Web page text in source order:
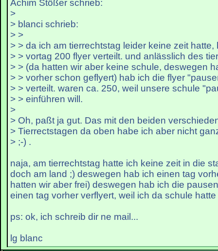
Achim Stößer schrieb:
>
> blanci schrieb:
> >
> > da ich am tierrechtstag leider keine zeit hatte,
> > vortag 200 flyer verteilt. und anlässlich des
> > (da hatten wir aber keine schule, deswegen
> > vorher schon geflyert) hab ich die flyer
> > verteilt. waren ca. 250, weil unsere schule
> > einführen will.
>
> Oh, paßt ja gut. Das mit den beiden
> Tierrectstagen da oben habe ich aber nicht
> ;-) .
naja, am tierrechtstag hatte ich keine zeit in die
doch am land ;) deswegen hab ich einen tag
hatten wir aber frei) deswegen hab ich die
einen tag vorher verflyert, weil ich da schule hatte
ps: ok, ich schreib dir ne mail...
lg blanc